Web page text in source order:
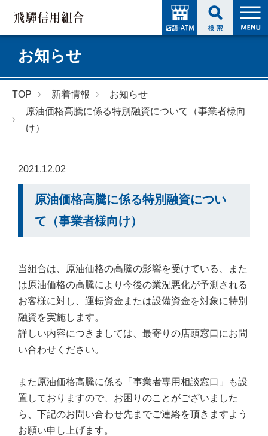
お知らせ
TOP 新着情報
お知らせ
原油価格高騰に係る特別融資について（事業者様向
け）
2021.12.02
原油価格高騰に係る特別融資につい
て（事業者様向け）
当組合は、原油価格の高騰の影響を受けている、また
は原油価格の高騰により今後の業況悪化が予測される
お客様に対し、運転資金または設備資金を対象に特別
融資を実施します。
詳しい内容につきましては、最寄りの店頭窓口にお問
い合わせください。
また原油価格高騰に係る「事業者専用相談窓口」も設
置しておりますので、お困りのことがございました
ら、下記のお問い合わせ先までご連絡を頂きますよう
お願い申し上げます。